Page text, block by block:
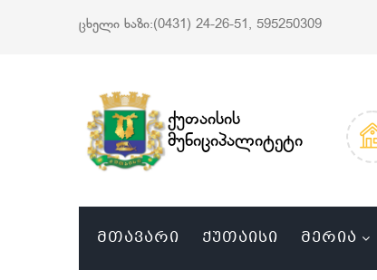
ცხელი ხაზი:(0431) 24-26-51, 595250309
ქუთაისის
მუნიციპალიტეტი
ᲛᲗᲐᲕᲐᲠᲘ ᲥᲣᲗᲐᲘᲡᲘ ᲛᲔᲠᲘᲐ